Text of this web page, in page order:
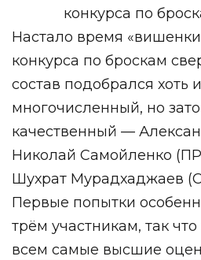
конкурса по
Настало время
конкурса по броскам
состав подобрался хоть
многочисленный, но
качественный —
Николай Самойленко
Шухрат Мурадхаджаев
Первые попытки
трём участникам, так
всем самые высшие